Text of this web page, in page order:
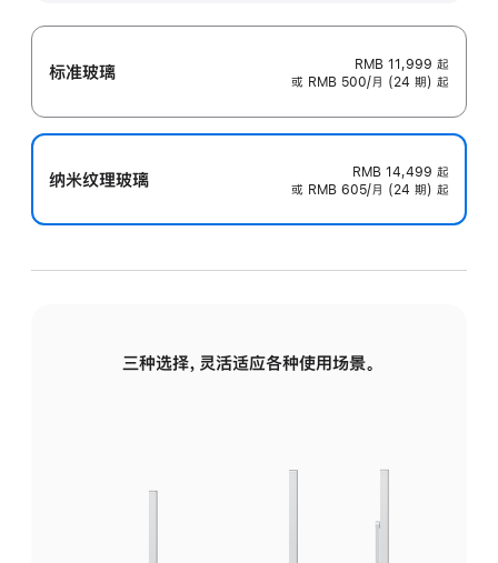
标准玻璃 RMB 11,999 起
或 RMB 500/月 (24 期) 起
纳米纹理玻璃 RMB 14,499 起
或 RMB 605/月 (24 期) 起
三种选择，灵活适应各种使用场景。